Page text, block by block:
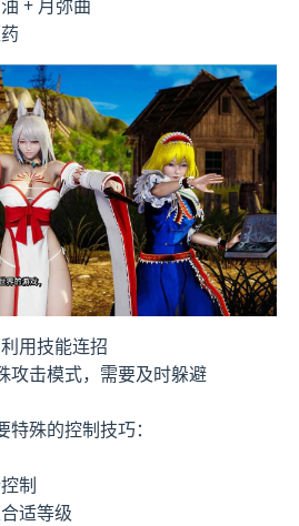
+ 月弥曲
用技能连招
攻击模式，需要及时躲避
殊的控制技巧：
制
适等级